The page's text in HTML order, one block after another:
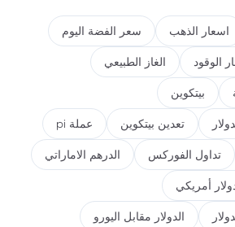
اسعار الذهب سعر الفضة اليوم
الوقود الغاز الطبيعي
بيتكوين
تعدين بيتكوين عملة pi
تداول الفوركس الدرهم الاماراتي
أمريكي
الدولار مقابل اليورو